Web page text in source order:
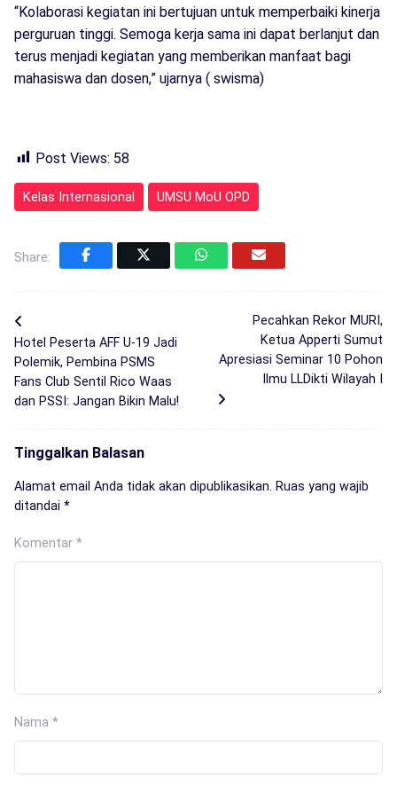
“Kolaborasi kegiatan ini bertujuan untuk memperbaiki kinerja
perguruan tinggi. Semoga kerja sama ini dapat berlanjut dan
terus menjadi kegiatan yang memberikan manfaat bagi
mahasiswa dan dosen,” ujarnya ( swisma)
Post Views: 58
Kelas Internasional UMSU MoU OPD
Share:
Hotel Peserta AFF U-19 Jadi
Polemik, Pembina PSMS
Fans Club Sentil Rico Waas
dan PSSI: Jangan Bikin Malu!
Pecahkan Rekor MURI,
Ketua Apperti Sumut
Apresiasi Seminar 10 Pohon
Ilmu LLDikti Wilayah I
Tinggalkan Balasan
Alamat email Anda tidak akan dipublikasikan. Ruas yang wajib
ditandai *
Komentar *
Nama *